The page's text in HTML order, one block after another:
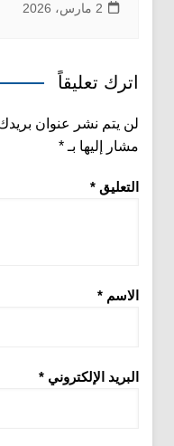
2 مارس، 2026
اترك تعليقاً
لن يتم نشر عنوان بريدك
مشار إليها بـ *
التعليق *
الاسم *
البريد الإلكتروني *